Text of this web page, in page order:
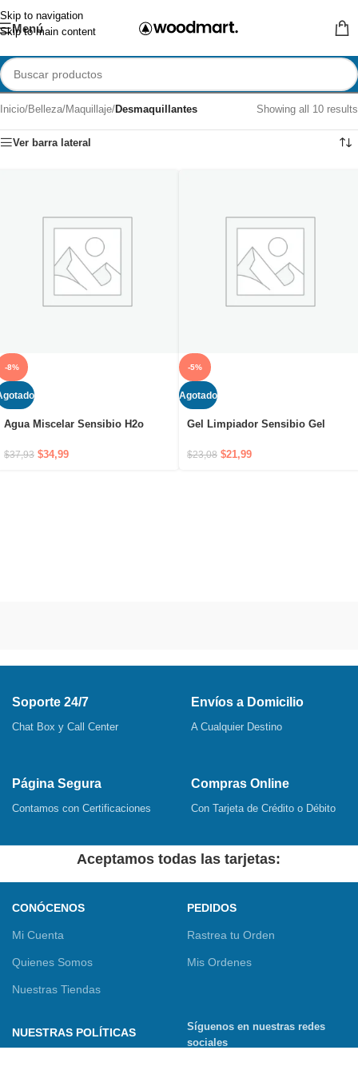
Skip to navigation
Skip to main content
Menú
Inicio/Belleza/Maquillaje/Desmaquillantes Showing all 10 results
Ver barra lateral
-8%
Agua Miscelar Sensibio H2o
$37,93 $34,99
-5%
Agotado
Gel Limpiador Sensibio Gel
$23,08 $21,99
Soporte 24/7
Chat Box y Call Center
Envíos a Domicilio
A Cualquier Destino
Página Segura
Contamos con Certificaciones
Compras Online
Con Tarjeta de Crédito o Débito
Aceptamos todas las tarjetas:
CONÓCENOS
Mi Cuenta
Quienes Somos
Nuestras Tiendas
PEDIDOS
Rastrea tu Orden
Mis Ordenes
NUESTRAS POLÍTICAS
Síguenos en nuestras redes
sociales